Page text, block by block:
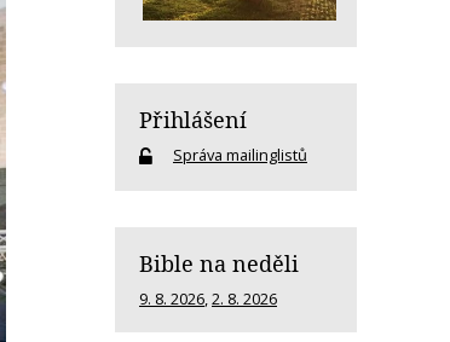
Přihlášení
Správa mailinglistů
Bible na neděli
9. 8. 2026 2. 8. 2026